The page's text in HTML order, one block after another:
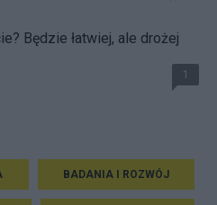
Będzie łatwiej, ale drożej
1
BADANIA I ROZWÓJ